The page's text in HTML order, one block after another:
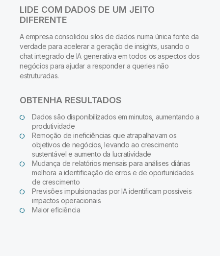
LIDE COM DADOS DE UM JEITO
DIFERENTE
A empresa consolidou silos de dados numa única fonte da
verdade para acelerar a geração de insights, usando o
chat integrado de IA generativa em todos os aspectos dos
negócios para ajudar a responder a queries não
estruturadas.
OBTENHA RESULTADOS
Dados são disponibilizados em minutos, aumentando a
produtividade
Remoção de ineficiências que atrapalhavam os
objetivos de negócios, levando ao crescimento
sustentável e aumento da lucratividade
Mudança de relatórios mensais para análises diárias
melhora a identificação de erros e de oportunidades
de crescimento
Previsões impulsionadas por IA identificam possíveis
impactos operacionais
Maior eficiência